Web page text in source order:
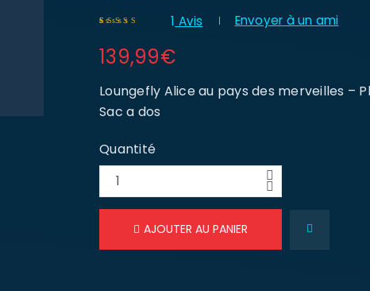
basé sur
notation client
1 Avis Envoyer à un ami
139,99€
Loungefly Alice au pays des merveilles –
Sac a dos
Quantité
AJOUTER AU PANIER